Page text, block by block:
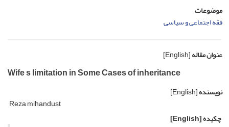
موضوعات
فقه اجتماعی و سیاسی
عنوان مقاله[English]
Wife s limitation in Some Cases of inheritance
نویسنده[English]
Reza mihandust
چکیده[English]